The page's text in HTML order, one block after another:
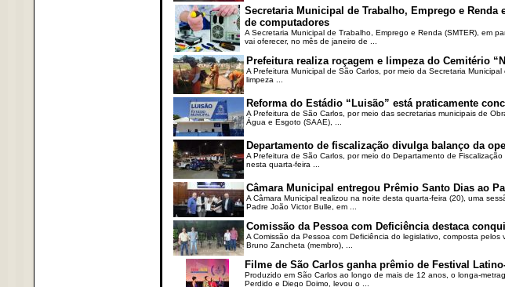
Secretaria Municipal de Trabalho, Emprego e Renda
de computadores
A Secretaria Municipal de Trabalho, Emprego e Renda (SMTER), em
vai oferecer, no mês de janeiro de ...
Prefeitura realiza roçagem e limpeza do Cemitério
A Prefeitura Municipal de São Carlos, por meio da Secretaria
limpeza ...
Reforma do Estádio “Luisão” está praticamente
A Prefeitura de São Carlos, por meio das secretarias municipais de
Água e Esgoto (SAAE), ...
Departamento de fiscalização divulga balanço da
A Prefeitura de São Carlos, por meio do Departamento de
nesta quarta-feira ...
Câmara Municipal entregou Prêmio Santo Dias ao
A Câmara Municipal realizou na noite desta quarta-feira (20), uma
Padre João Victor Bulle, em ...
Comissão da Pessoa com Deficiência destaca
A Comissão da Pessoa com Deficiência do legislativo, composta
Bruno Zancheta (membro), ...
Filme de São Carlos ganha prêmio de Festival
Produzido em São Carlos ao longo de mais de 12 anos, o longa-
Perdido e Diego Doimo, levou o ...